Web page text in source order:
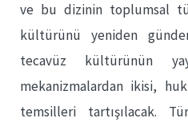
ve bu dizinin toplumsal
kültürünü yeniden
tecavüz kültürünün
mekanizmalardan ikisi,
temsilleri tartışılacak.